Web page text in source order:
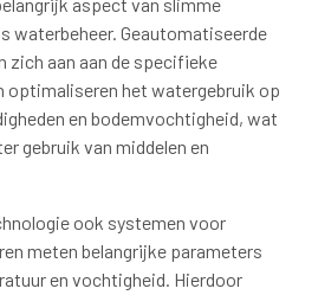
waterbeheer. Geautomatiseerde
zich aan aan de specifieke
optimaliseren het watergebruik op
en bodemvochtigheid, wat
gebruik van middelen en
ook systemen voor
meten belangrijke parameters
en vochtigheid. Hierdoor